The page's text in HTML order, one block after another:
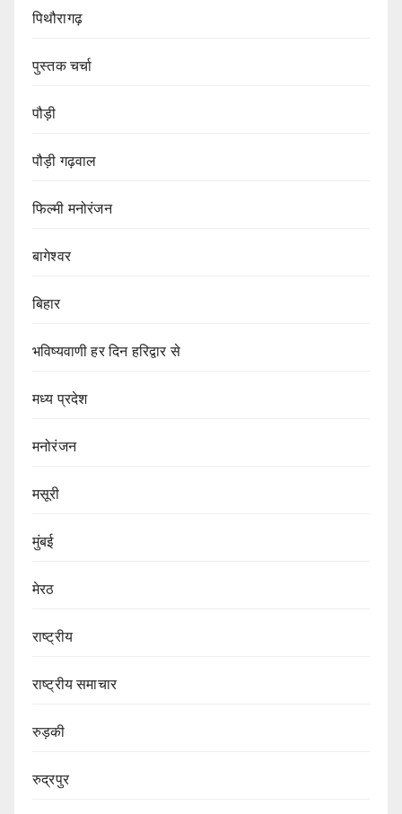
पिथौरागढ़
पुस्तक चर्चा
पौड़ी
पौड़ी गढ़वाल
फिल्मी मनोरंजन
बागेश्वर
बिहार
भविष्यवाणी हर दिन हरिद्वार से
मध्य प्रदेश
मनोरंजन
मसूरी
मुंबई
मेरठ
राष्ट्रीय
राष्ट्रीय समाचार
रुड़की
रुद्रपुर